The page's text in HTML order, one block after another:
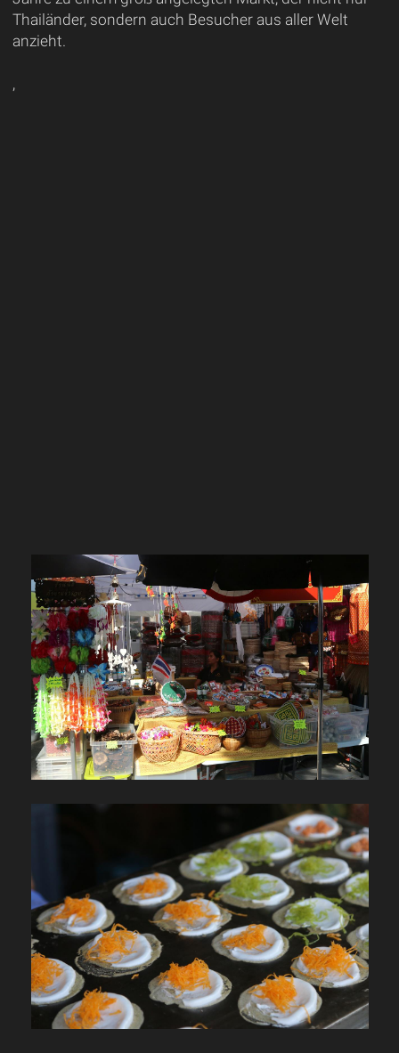
Thailänder, sondern auch Besucher aus aller Welt
anzieht.
,